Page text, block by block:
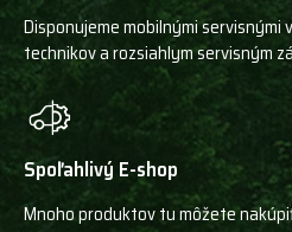
Disponujeme mobilnými servisnými
technikov a rozsiahlym servisným
Spoľahlivý E-shop
Mnoho produktov tu môžete